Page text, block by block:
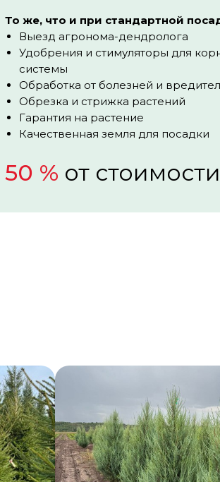
50 % от
То же, что и при стандартной
Выезд агронома-дендролога
Удобрения и стимуляторы для
системы
Обработка от болезней и
Обрезка и стрижка растений
Гарантия на растение
Качественная земля для посадки